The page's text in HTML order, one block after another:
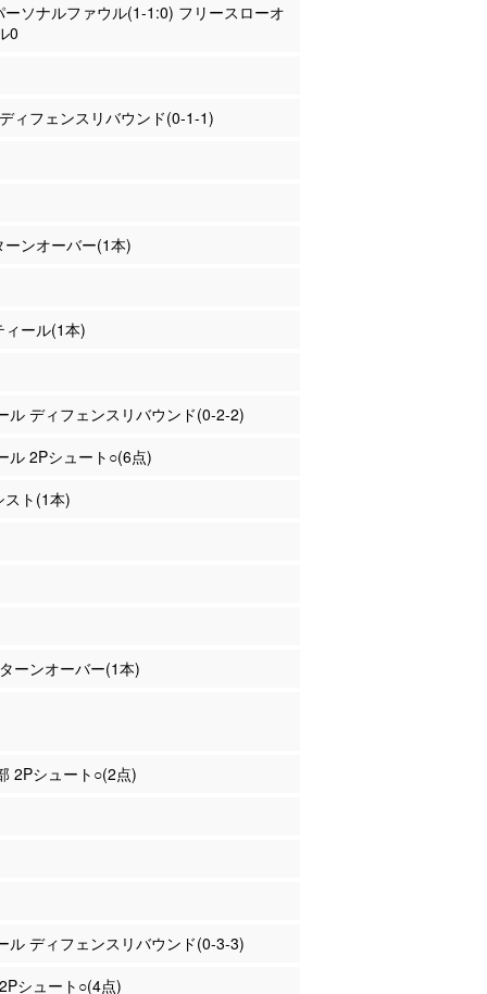
ーソナルファウル(1-1:0) フリースローオ
0
ィフェンスリバウンド(0-1-1)
ンオーバー(1本)
ール(1本)
ル ディフェンスリバウンド(0-2-2)
ル 2Pシュート○(6点)
スト(1本)
ーンオーバー(1本)
2Pシュート○(2点)
ル ディフェンスリバウンド(0-3-3)
シュート○(4点)